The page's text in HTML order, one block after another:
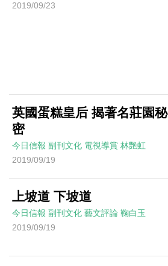
2019/09/23
英國蛋糕皇后 揭著名莊園秘
密
今日信報 副刊文化 電視導賞 林艷虹
2019/09/19
上坡道 下坡道
今日信報 副刊文化 藝文評論 鞠白玉
2019/09/19